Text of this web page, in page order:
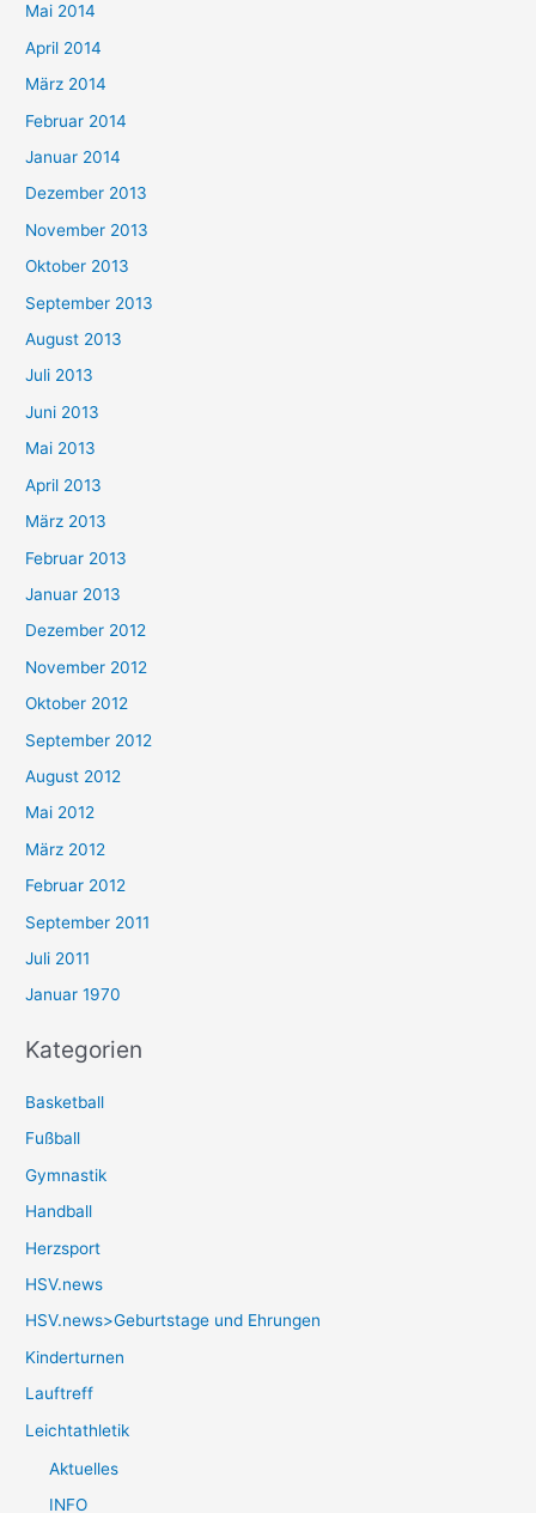
Mai 2014
April 2014
März 2014
Februar 2014
Januar 2014
Dezember 2013
November 2013
Oktober 2013
September 2013
August 2013
Juli 2013
Juni 2013
Mai 2013
April 2013
März 2013
Februar 2013
Januar 2013
Dezember 2012
November 2012
Oktober 2012
September 2012
August 2012
Mai 2012
März 2012
Februar 2012
September 2011
Juli 2011
Januar 1970
Kategorien
Basketball
Fußball
Gymnastik
Handball
Herzsport
HSV.news
HSV.news>Geburtstage und Ehrungen
Kinderturnen
Lauftreff
Leichtathletik
Aktuelles
INFO